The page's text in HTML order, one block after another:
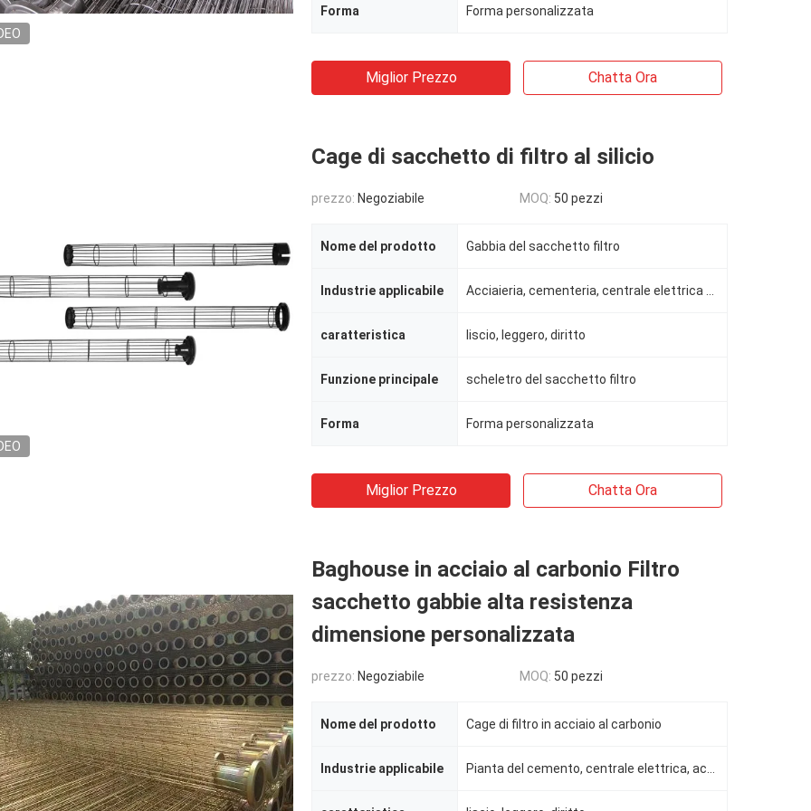
Forma Forma personalizzata
Miglior Prezzo Chatta Ora
Cage di sacchetto di filtro al silicio
prezzo: Negoziabile MOQ: 50 pezzi
Nome del prodotto Gabbia del sacchetto filtro
Industrie applicabile
caratteristica liscio, leggero, diritto
Funzione principale scheletro del sacchetto filtro
Forma Forma personalizzata
Miglior Prezzo Chatta Ora
Baghouse in acciaio al carbonio Filtro
sacchetto gabbie alta resistenza
dimensione personalizzata
prezzo: Negoziabile MOQ: 50 pezzi
Nome del prodotto Cage di filtro in acciaio al carbonio
Industrie applicabile